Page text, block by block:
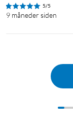
5/5
9 måneder siden